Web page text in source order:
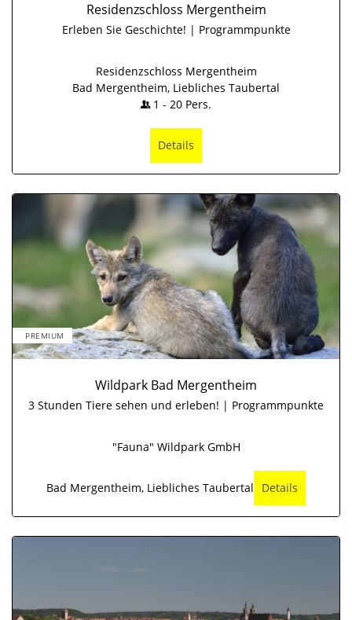
Residenzschloss Mergentheim
Erleben Sie Geschichte! | Programmpunkte
Residenzschloss Mergentheim
Bad Mergentheim, Liebliches Taubertal
1 - 20 Pers.
Details
PREMIUM
Wildpark Bad Mergentheim
3 Stunden Tiere sehen und erleben! | Programmpunkte
"Fauna" Wildpark GmbH
Bad Mergentheim, Liebliches Taubertal Details